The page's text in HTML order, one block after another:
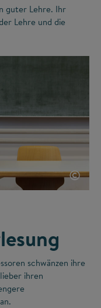
guter Lehre. Ihr
Lehre und die
©
schwänzen ihre
ihren